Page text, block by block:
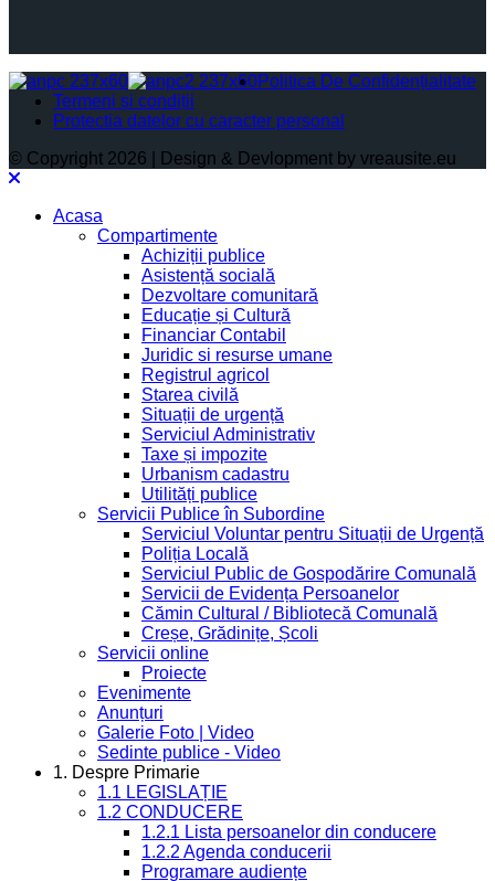
Politica De Confidențialitate
Termeni și condiții
Protectia datelor cu caracter personal
© Copyright 2026 | Design & Devlopment by vreausite.eu
Acasa
Compartimente
Achiziții publice
Asistență socială
Dezvoltare comunitară
Educație și Cultură
Financiar Contabil
Juridic si resurse umane
Registrul agricol
Starea civilă
Situații de urgență
Serviciul Administrativ
Taxe și impozite
Urbanism cadastru
Utilități publice
Servicii Publice în Subordine
Serviciul Voluntar pentru Situații de Urgență
Poliția Locală
Serviciul Public de Gospodărire Comunală
Servicii de Evidența Persoanelor
Cămin Cultural / Bibliotecă Comunală
Creșe, Grădinițe, Școli
Servicii online
Proiecte
Evenimente
Anunțuri
Galerie Foto | Video
Sedinte publice - Video
1. Despre Primarie
1.1 LEGISLAȚIE
1.2 CONDUCERE
1.2.1 Lista persoanelor din conducere
1.2.2 Agenda conducerii
Programare audiențe